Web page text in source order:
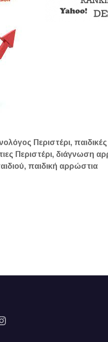
Περιστέρι,
Περιστέρι, διάγνωση
παιδική αρρώστια